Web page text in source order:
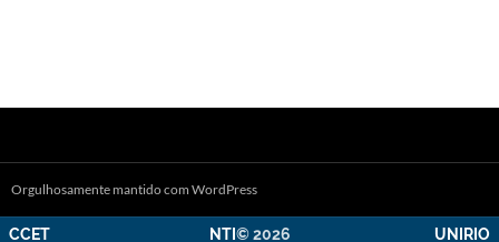
Orgulhosamente mantido com WordPress
CCET NTI © 2026 UNIRIO